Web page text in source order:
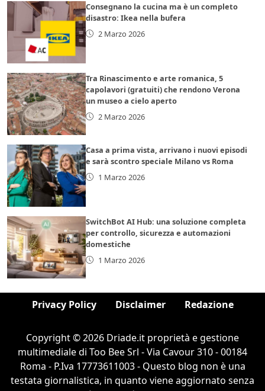
Consegnano la cucina ma è un completo
disastro: Ikea nella bufera
2 Marzo 2026
Tra Rinascimento e arte romanica, 5
capolavori (gratuiti) che rendono Verona
un museo a cielo aperto
2 Marzo 2026
Casa a prima vista, arrivano i nuovi episodi
e sarà scontro speciale Milano vs Roma
1 Marzo 2026
SwitchBot AI Hub: una soluzione completa
per controllo, sicurezza e automazioni
domestiche
1 Marzo 2026
Privacy Policy Disclaimer Redazione
Copyright © 2026 Driade.it proprietà e gestione
multimediale di Too Bee Srl - Via Cavour 310 - 00184
Roma - P.Iva 17773611003 - Questo blog non è una
testata giornalistica, in quanto viene aggiornato senza